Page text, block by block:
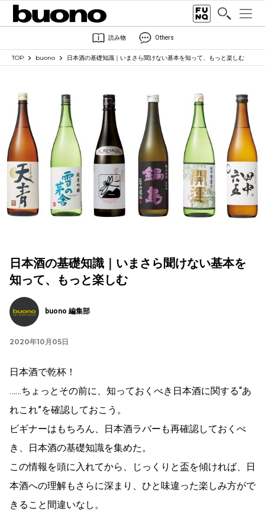
読み物 Others
TOP buono 日本酒の基礎知識｜いまさら聞けない基本を知って、もっと楽しむ
日本酒の基礎知識｜いまさら聞けない基本を
知って、もっと楽しむ
buono 編集部
2020年10月05日
日本酒で乾杯！
……ちょっとその前に、知っておくべき日本酒に関する“あ
れこれ”を確認しておこう。
ビギナーはもちろん、日本酒ラバーも再確認しておくべ
き、日本酒の基礎知識を集めた。
この情報を頭に入れてから、じっくりと盃を傾ければ、日
本酒への理解もさらに深まり、ひと味違った楽しみ方がで
きること間違いなし。